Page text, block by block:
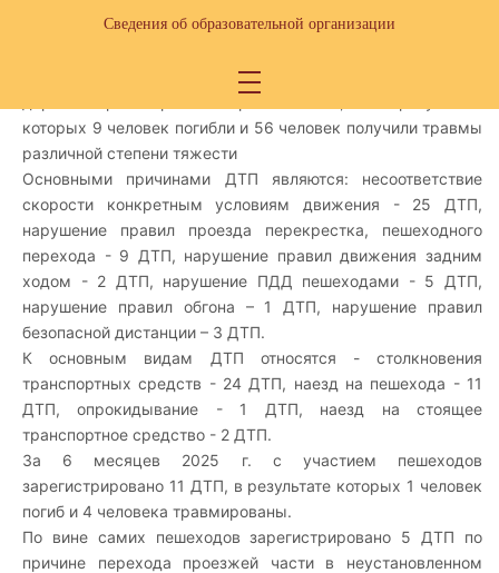
Кунгурского муниципального округа произошло 45
которых 9 человек погибли и 56 человек получили травмы
различной степени тяжести
Основными причинами ДТП являются: несоответствие
скорости конкретным условиям движения - 25 ДТП,
нарушение правил проезда перекрестка, пешеходного
перехода - 9 ДТП, нарушение правил движения задним
ходом - 2 ДТП, нарушение ПДД пешеходами - 5 ДТП,
нарушение правил обгона – 1 ДТП, нарушение правил
безопасной дистанции – 3 ДТП.
К основным видам ДТП относятся - столкновения
транспортных средств - 24 ДТП, наезд на пешехода - 11
ДТП, опрокидывание - 1 ДТП, наезд на стоящее
транспортное средство - 2 ДТП.
За 6 месяцев 2025 г. с участием пешеходов
зарегистрировано 11 ДТП, в результате которых 1 человек
погиб и 4 человека травмированы.
По вине самих пешеходов зарегистрировано 5 ДТП по
причине перехода проезжей части в неустановленном
Сведения об образовательной организации